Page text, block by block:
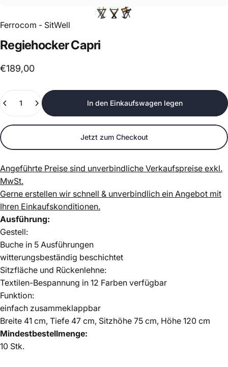
Ferrocom - SitWell
RegiehockerCapri
€189,00
In den Einkaufswagen legen
Jetzt zum Checkout
Angeführte Preise sind unverbindliche Verkaufspreise exkl.
MwSt.
Gerne erstellen wir schnell & unverbindlich ein Angebot mit
Ihren Einkaufskonditionen.
Ausführung:
Gestell:
Buche in 5 Ausführungen
witterungsbeständig beschichtet
Sitzfläche und Rückenlehne:
Textilen-Bespannung in 12 Farben verfügbar
Funktion:
einfach zusammeklappbar
Breite 41 cm, Tiefe 47 cm, Sitzhöhe 75 cm, Höhe 120 cm
Mindestbestellmenge:
10 Stk.